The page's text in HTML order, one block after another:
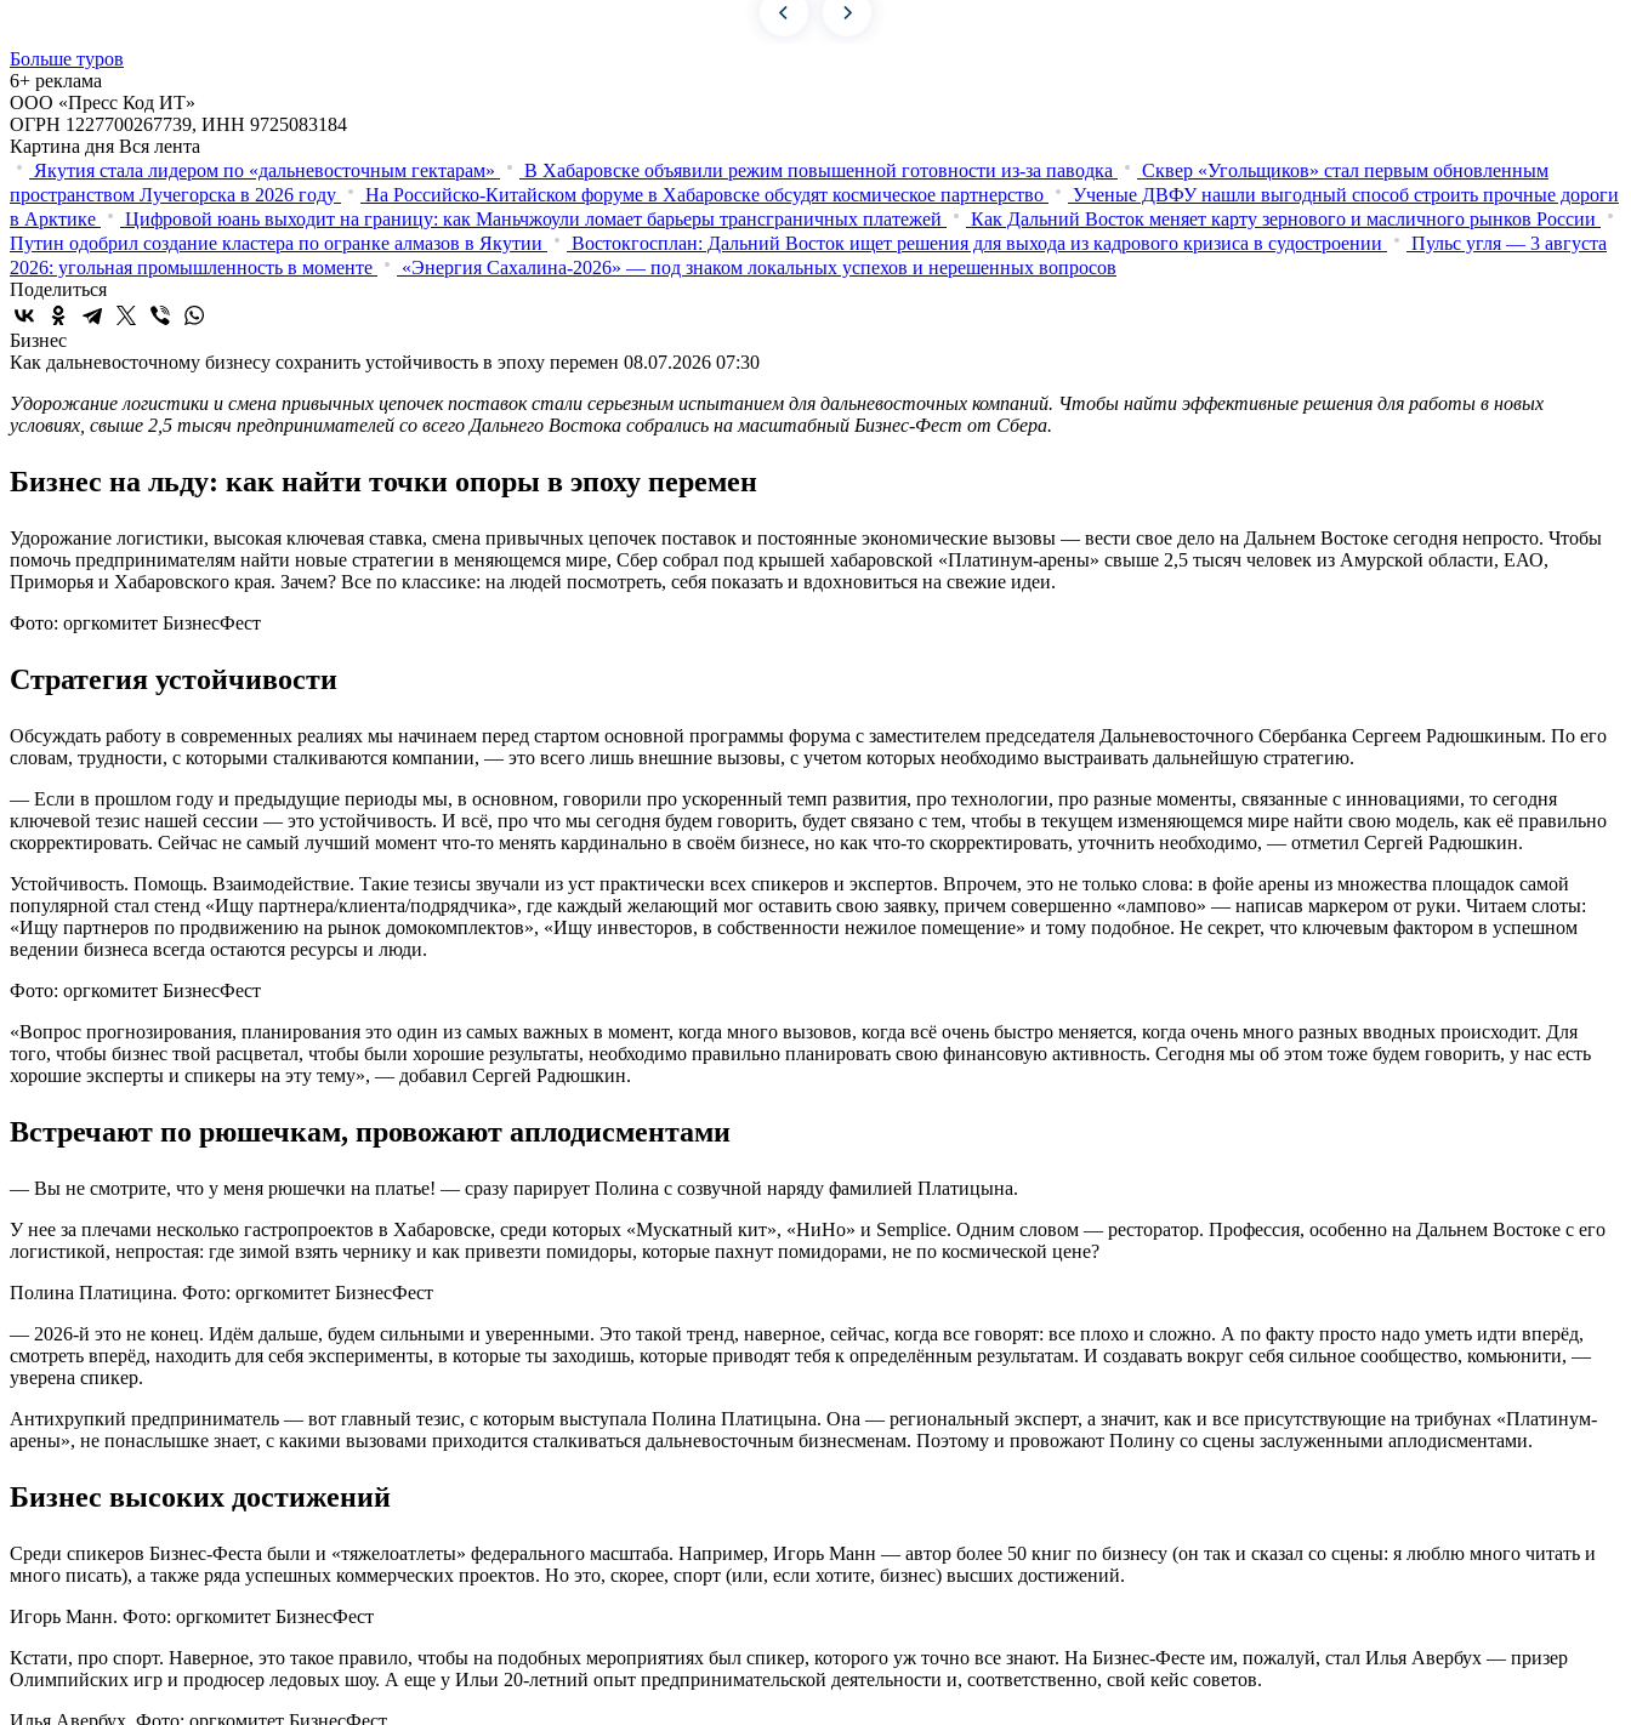
Больше туров
6+ реклама
ООО «Пресс Код ИТ»
ОГРН 1227700267739, ИНН 9725083184
Картина дня Вся лента
Якутия стала лидером по «дальневосточным гектарам»
В Хабаровске объявили режим повышенной готовности из‑за паводка
Сквер «Угольщиков» стал первым обновленным
пространством Лучегорска в 2026 году
На Российско-Китайском форуме в Хабаровске обсудят космическое партнерство
Ученые ДВФУ нашли выгодный способ строить прочные дороги
в Арктике
Цифровой юань выходит на границу: как Маньчжоули ломает барьеры трансграничных платежей
Как Дальний Восток меняет карту зернового и масличного рынков России
Путин одобрил создание кластера по огранке алмазов в Якутии
Востокгосплан: Дальний Восток ищет решения для выхода из кадрового кризиса в судостроении
Пульс угля — 3 августа
2026: угольная промышленность в моменте
«Энергия Сахалина-2026» — под знаком локальных успехов и нерешенных вопросов
Поделиться
Бизнес
Как дальневосточному бизнесу сохранить устойчивость в эпоху перемен 08.07.2026 07:30
Удорожание логистики и смена привычных цепочек поставок стали серьезным испытанием для дальневосточных компаний. Чтобы найти эффективные решения для работы в новых
условиях, свыше 2,5 тысяч предпринимателей со всего Дальнего Востока собрались на масштабный Бизнес-Фест от Сбера.
Бизнес на льду: как найти точки опоры в эпоху перемен
Удорожание логистики, высокая ключевая ставка, смена привычных цепочек поставок и постоянные экономические вызовы — вести свое дело на Дальнем Востоке сегодня непросто. Чтобы
помочь предпринимателям найти новые стратегии в меняющемся мире, Сбер собрал под крышей хабаровской «Платинум-арены» свыше 2,5 тысяч человек из Амурской области, ЕАО,
Приморья и Хабаровского края. Зачем? Все по классике: на людей посмотреть, себя показать и вдохновиться на свежие идеи.
Фото: оргкомитет БизнесФест
Стратегия устойчивости
Обсуждать работу в современных реалиях мы начинаем перед стартом основной программы форума с заместителем председателя Дальневосточного Сбербанка Сергеем Радюшкиным. По его
словам, трудности, с которыми сталкиваются компании, — это всего лишь внешние вызовы, с учетом которых необходимо выстраивать дальнейшую стратегию.
— Если в прошлом году и предыдущие периоды мы, в основном, говорили про ускоренный темп развития, про технологии, про разные моменты, связанные с инновациями, то сегодня
ключевой тезис нашей сессии — это устойчивость. И всё, про что мы сегодня будем говорить, будет связано с тем, чтобы в текущем изменяющемся мире найти свою модель, как её правильно
скорректировать. Сейчас не самый лучший момент что-то менять кардинально в своём бизнесе, но как что-то скорректировать, уточнить необходимо, — отметил Сергей Радюшкин.
Устойчивость. Помощь. Взаимодействие. Такие тезисы звучали из уст практически всех спикеров и экспертов. Впрочем, это не только слова: в фойе арены из множества площадок самой
популярной стал стенд «Ищу партнера/клиента/подрядчика», где каждый желающий мог оставить свою заявку, причем совершенно «лампово» — написав маркером от руки. Читаем слоты:
«Ищу партнеров по продвижению на рынок домокомплектов», «Ищу инвесторов, в собственности нежилое помещение» и тому подобное. Не секрет, что ключевым фактором в успешном
ведении бизнеса всегда остаются ресурсы и люди.
Фото: оргкомитет БизнесФест
«Вопрос прогнозирования, планирования это один из самых важных в момент, когда много вызовов, когда всё очень быстро меняется, когда очень много разных вводных происходит. Для
того, чтобы бизнес твой расцветал, чтобы были хорошие результаты, необходимо правильно планировать свою финансовую активность. Сегодня мы об этом тоже будем говорить, у нас есть
хорошие эксперты и спикеры на эту тему», — добавил Сергей Радюшкин.
Встречают по рюшечкам, провожают аплодисментами
— Вы не смотрите, что у меня рюшечки на платье! — сразу парирует Полина с созвучной наряду фамилией Платицына.
У нее за плечами несколько гастропроектов в Хабаровске, среди которых «Мускатный кит», «НиНо» и Semplice. Одним словом — ресторатор. Профессия, особенно на Дальнем Востоке с его
логистикой, непростая: где зимой взять чернику и как привезти помидоры, которые пахнут помидорами, не по космической цене?
Полина Платицина. Фото: оргкомитет БизнесФест
— 2026-й это не конец. Идём дальше, будем сильными и уверенными. Это такой тренд, наверное, сейчас, когда все говорят: все плохо и сложно. А по факту просто надо уметь идти вперёд,
смотреть вперёд, находить для себя эксперименты, в которые ты заходишь, которые приводят тебя к определённым результатам. И создавать вокруг себя сильное сообщество, комьюнити, —
уверена спикер.
Антихрупкий предприниматель — вот главный тезис, с которым выступала Полина Платицына. Она — региональный эксперт, а значит, как и все присутствующие на трибунах «Платинум-
арены», не понаслышке знает, с какими вызовами приходится сталкиваться дальневосточным бизнесменам. Поэтому и провожают Полину со сцены заслуженными аплодисментами.
Бизнес высоких достижений
Среди спикеров Бизнес-Феста были и «тяжелоатлеты» федерального масштаба. Например, Игорь Манн — автор более 50 книг по бизнесу (он так и сказал со сцены: я люблю много читать и
много писать), а также ряда успешных коммерческих проектов. Но это, скорее, спорт (или, если хотите, бизнес) высших достижений.
Игорь Манн. Фото: оргкомитет БизнесФест
Кстати, про спорт. Наверное, это такое правило, чтобы на подобных мероприятиях был спикер, которого уж точно все знают. На Бизнес-Фесте им, пожалуй, стал Илья Авербух — призер
Олимпийских игр и продюсер ледовых шоу. А еще у Ильи 20-летний опыт предпринимательской деятельности и, соответственно, свой кейс советов.
Илья Авербух. Фото: оргкомитет БизнесФест